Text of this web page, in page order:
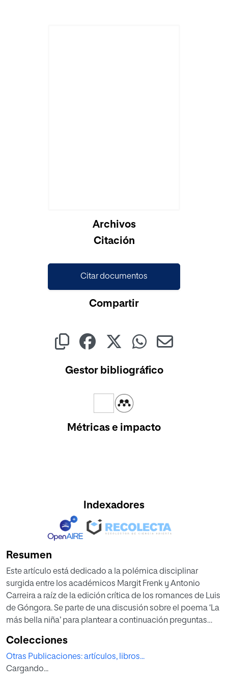
Archivos
Citación
Citar documentos
Compartir
Gestor bibliográfico
Métricas e impacto
Indexadores
Resumen
Este artículo está dedicado a la polémica disciplinar
surgida entre los académicos Margit Frenk y Antonio
Carreira a raíz de la edición crítica de los romances de Luis
de Góngora. Se parte de una discusión sobre el poema ‘La
más bella niña’ para plantear a continuación preguntas
edición de este poema hasta cuestiones más amplias que
se ocupan del proceder de la crítica textual o ecdótica en
general, por ejemplo: ¿hasta qué punto se puede defender
Colecciones
Otras Publicaciones: artículos, libros...
Cargando...